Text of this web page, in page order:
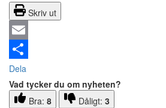
Skriv ut
Email
Dela
Vad tycker du om nyheten?
Bra: 8 Dåligt: 3